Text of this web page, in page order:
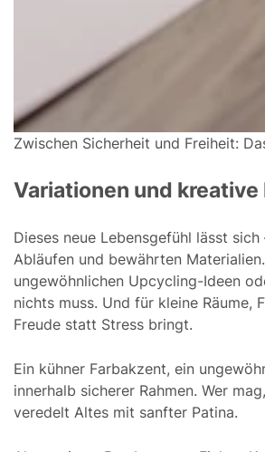
Zwischen Sicherheit und Freiheit:
Variationen und
Dieses neue Lebensgefühl lässt
Abläufen und bewährten
ungewöhnlichen Upcycling-Ideen
nichts muss. Und für kleine Räume,
Freude statt Stress bringt.
Ein kühner Farbakzent, ein
innerhalb sicherer Rahmen. Wer
veredelt Altes mit sanfter Patina.